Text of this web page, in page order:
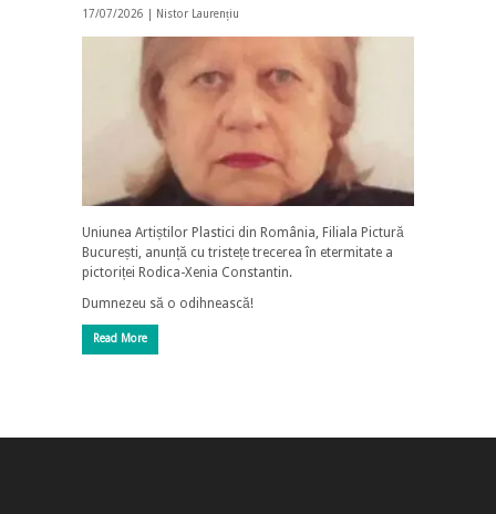
17/07/2026 | Nistor Laurențiu
Uniunea Artiștilor Plastici din România, Filiala Pictură
București, anunță cu tristețe trecerea în etermitate a
pictoriței Rodica-Xenia Constantin.
Dumnezeu să o odihnească!
Read More